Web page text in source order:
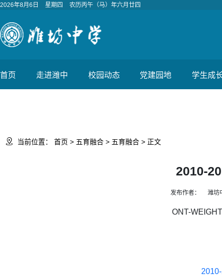
2026年8月6日 星期四 农历丙午（马）年六月廿四
首页 走进潍中 校园动态 党建园地 学生成
 当前位置： 首页 > 五育融合 > 五育融合 > 正文
2010-
发布作者： 潍坊
ONT-